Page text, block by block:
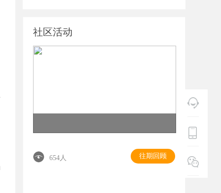
社区活动
654人 往期回顾